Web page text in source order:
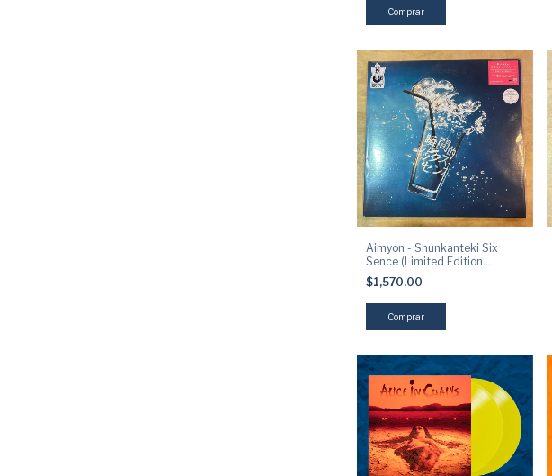
Aimyon - Shunkanteki Six
Sence (Limited Edition
Coloured Vinyl)
$1,570.00